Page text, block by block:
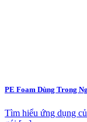
PE Foam Dùng Trong
Tìm hiểu ứng dụng